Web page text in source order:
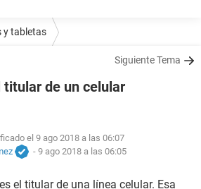
y tabletas
Siguiente Tema
titular de un celular
el 9 ago 2018 a las 06:07
- 9 ago 2018 a las 06:05
el titular de una línea celular. Esa